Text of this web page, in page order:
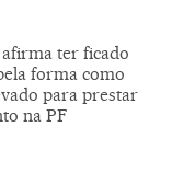
ter ficado
forma como
para prestar
na PF